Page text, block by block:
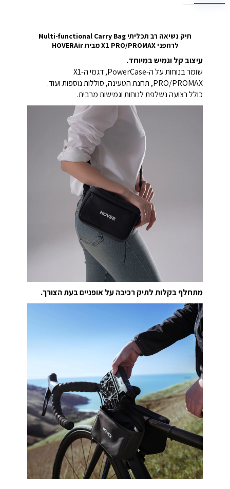
תיק נשיאה רב תכליתי Multi-functional Carry Bag
לרחפני X1 PRO/PROMAX מבית HOVERAir
עיצוב קל וגמיש במיוחד.
שומר בנוחות על ה‑PowerCase, דגמי ה‑X1
PRO/PROMAX, תחנת הטעינה, סוללות נוספות ועוד.
כולל רצועה נשלפת לנוחות וגמישות מרבית.
מתחלף בקלות לתיק רכיבה על אופניים בעת הצורך.